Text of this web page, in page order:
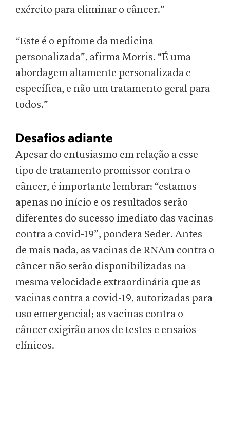
exército para eliminar o câncer.”
“Este é o epítome da medicina
personalizada”, afirma Morris. “É uma
abordagem altamente personalizada e
específica, e não um tratamento geral para
todos.”
Desafios adiante
Apesar do entusiasmo em relação a esse
tipo de tratamento promissor contra o
câncer, é importante lembrar: “estamos
apenas no início e os resultados serão
diferentes do sucesso imediato das vacinas
contra a covid-19”, pondera Seder. Antes
de mais nada, as vacinas de RNAm contra o
câncer não serão disponibilizadas na
mesma velocidade extraordinária que as
vacinas contra a covid-19, autorizadas para
uso emergencial; as vacinas contra o
câncer exigirão anos de testes e ensaios
clínicos.